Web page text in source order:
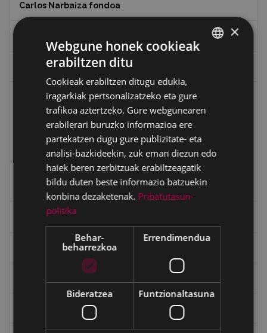
Carlos Narbaiza fondoa
Eibarko Arma Museoaren 100. urteurrena
Eibarko baserriak
Aginaga ballaria
Arrate baillaria
Gorosta baillaria
Mandiola baillaria
Eibarko mugarrien itzulia
Eibarko mugarrien itzulia - Iparraldea
×
Webgune honek cookieak
erabiltzen ditu
Cookieak erabiltzen ditugu edukia,
iragarkiak pertsonalizatzeko eta gure
trafikoa aztertzeko. Gure webgunearen
erabilerari buruzko informazioa ere
partekatzen dugu gure publizitate- eta
analisi-bazkideekin, zuk eman diezun edo
haiek beren zerbitzuak erabiltzeagatik
bildu duten beste informazio batzuekin
konbina dezaketenak. Pribatutasun-
politika
Behar-
beharrezkoa
Errendimendua
Bideratzea Funtzionaltasuna